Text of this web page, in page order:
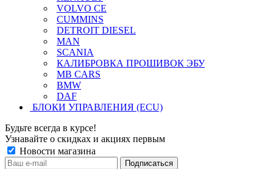
VOLVO CE
CUMMINS
DETROIT DIESEL
MAN
SCANIA
КАЛИБРОВКА ПРОШИВОК ЭБУ
MB CARS
BMW
DAF
БЛОКИ УПРАВЛЕНИЯ (ECU)
Будьте всегда в курсе!
Узнавайте о скидках и акциях первым
Новости магазина